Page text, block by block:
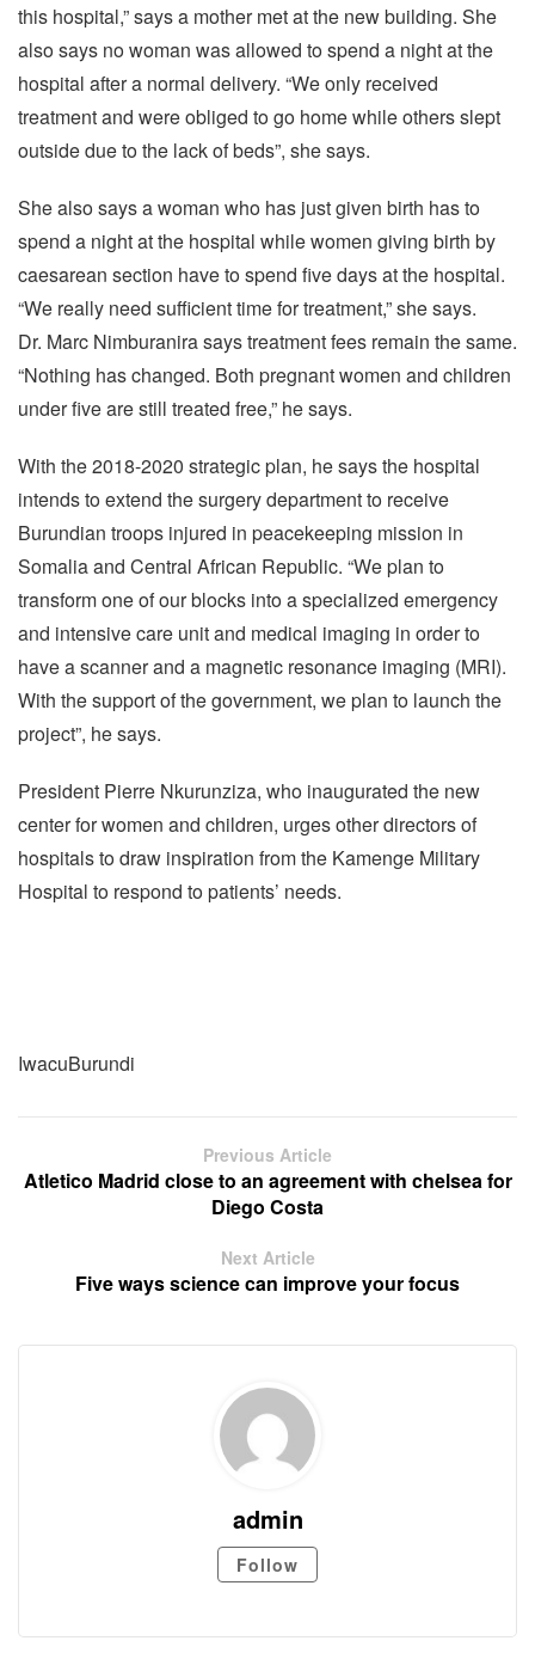
this hospital,” says a mother met at the new building. She
also says no woman was allowed to spend a night at the
hospital after a normal delivery. “We only received
treatment and were obliged to go home while others slept
outside due to the lack of beds”, she says.
She also says a woman who has just given birth has to
spend a night at the hospital while women giving birth by
caesarean section have to spend five days at the hospital.
“We really need sufficient time for treatment,” she says.
Dr. Marc Nimburanira says treatment fees remain the same.
“Nothing has changed. Both pregnant women and children
under five are still treated free,” he says.
With the 2018-2020 strategic plan, he says the hospital
intends to extend the surgery department to receive
Burundian troops injured in peacekeeping mission in
Somalia and Central African Republic. “We plan to
transform one of our blocks into a specialized emergency
and intensive care unit and medical imaging in order to
have a scanner and a magnetic resonance imaging (MRI).
With the support of the government, we plan to launch the
project”, he says.
President Pierre Nkurunziza, who inaugurated the new
center for women and children, urges other directors of
hospitals to draw inspiration from the Kamenge Military
Hospital to respond to patients’ needs.
IwacuBurundi
Previous Article
Atletico Madrid close to an agreement with chelsea for
Diego Costa
Next Article
Five ways science can improve your focus
admin
Follow